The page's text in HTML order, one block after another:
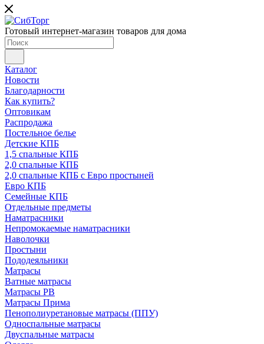
Готовый интернет-магазин товаров для дома
Каталог
Новости
Благодарности
Как купить?
Оптовикам
Распродажа
Постельное белье
Детские КПБ
1,5 спальные КПБ
2,0 спальные КПБ
2,0 спальные КПБ с Евро простыней
Евро КПБ
Семейные КПБ
Отдельные предметы
Наматрасники
Непромокаемые наматрасники
Наволочки
Простыни
Пододеяльники
Матрасы
Ватные матрасы
Матрасы РВ
Матрасы Прима
Пенополиуретановые матрасы (ППУ)
Односпальные матрасы
Двуспальные матрасы